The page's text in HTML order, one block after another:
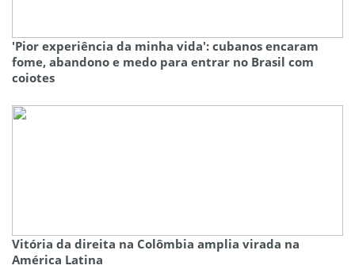
'Pior experiência da minha vida': cubanos encaram
fome, abandono e medo para entrar no Brasil com
coiotes
Vitória da direita na Colômbia amplia virada na
América Latina